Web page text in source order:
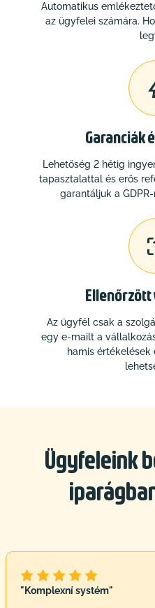
Automatikus
az ügyfelei számára.
Garanciák
Lehetőség 2 hétig
tapasztalattal és erős
garantáljuk a
Az ügyfél csak a
egy e-mailt a
hamis értékelések
Ügyfeleink
"Komplexní systém"